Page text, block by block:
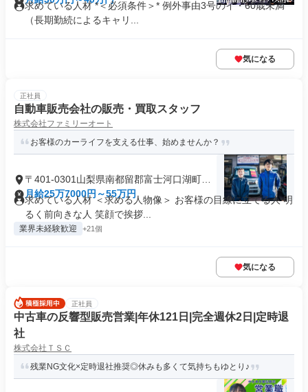
求めている人材 *＜必須条件＞* 例外事由3号のイ・60歳未満
（長期勤続によるキャリ...
気になる
正社員
自動車販売会社の販売・買取スタッフ
株式会社ファミリーオート
お客様のカーライフを支える仕事、始めませんか？
〒401-0301山梨県南都留郡富士河口湖町船
津
月給25万7000円～55万円
求めている人材 ＜求める人物像＞ お客様の目線に立てる人 明
るく前向きな人 笑顔で挨拶...
業界未経験歓迎 +21個
気になる
正社員
中古車の反響型販売営業|年休121日|完全週休2日|定時退
社
株式会社ＴＳＣ
残業NG文化×定時退社推奨◎休みも多くて気持ちもゆとり♪